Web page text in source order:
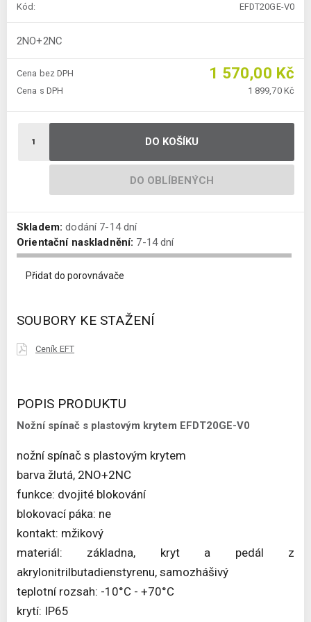
Kód: EFDT20GE-V0
2NO+2NC
Cena bez DPH 1 570,00 Kč
Cena s DPH 1 899,70 Kč
DO KOŠÍKU
DO OBLÍBENÝCH
Skladem: dodání 7-14 dní
Orientační naskladnění: 7-14 dní
Přidat do porovnávače
SOUBORY KE STAŽENÍ
Ceník EFT
POPIS PRODUKTU
Nožní spínač s plastovým krytem EFDT20GE-V0
nožní spínač s plastovým krytem
barva žlutá, 2NO+2NC
funkce: dvojité blokování
blokovací páka: ne
kontakt: mžikový
materiál: základna, kryt a pedál z
akrylonitrilbutadienstyrenu, samozhášivý
teplotní rozsah: -10°C - +70°C
krytí: IP65